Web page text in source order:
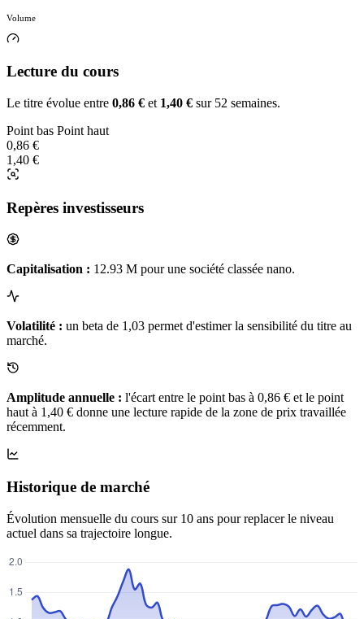
Volume
Lecture du cours
Le titre évolue entre 0,86 € et 1,40 € sur 52 semaines.
Point bas Point haut
0,86 €
1,40 €
Repères investisseurs
Capitalisation : 12.93 M pour une société classée nano.
Volatilité : un beta de 1,03 permet d'estimer la sensibilité du titre au
marché.
Amplitude annuelle : l'écart entre le point bas à 0,86 € et le point
haut à 1,40 € donne une lecture rapide de la zone de prix travaillée
récemment.
Historique de marché
Évolution mensuelle du cours sur 10 ans pour replacer le niveau
actuel dans sa trajectoire longue.